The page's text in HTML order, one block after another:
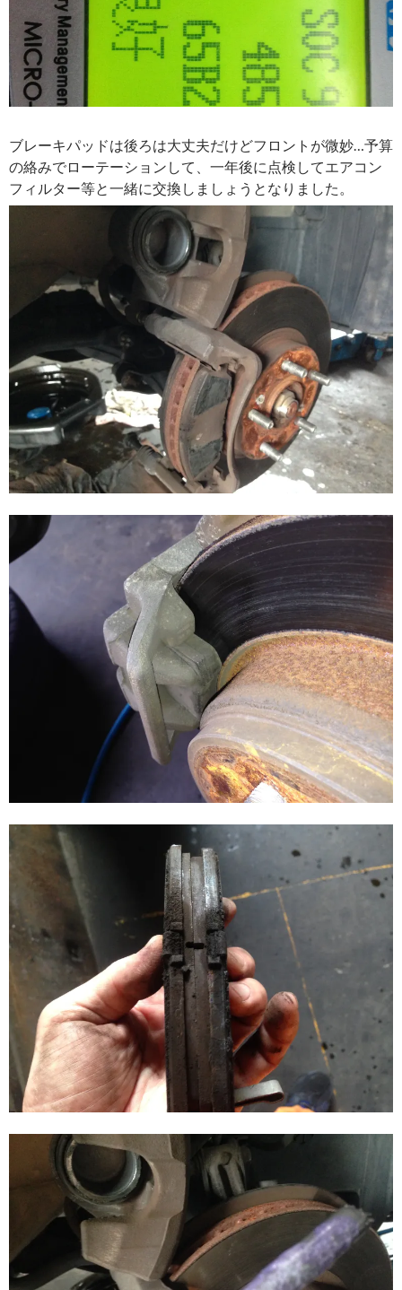
ブレーキパッドは後ろは大丈夫だけどフロントが微妙…予算
の絡みでローテーションして、一年後に点検してエアコン
フィルター等と一緒に交換しましょうとなりました。